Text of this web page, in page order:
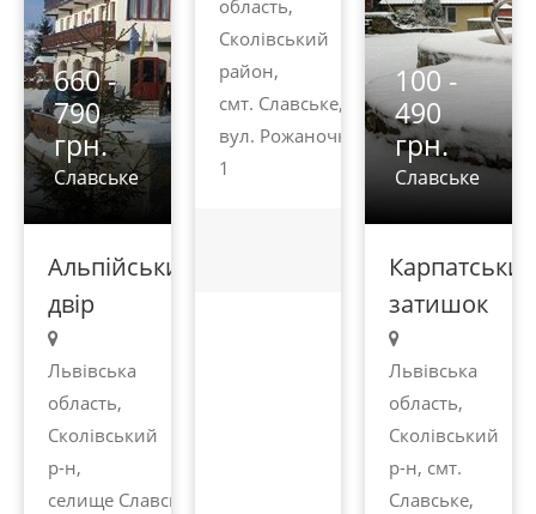
660 -
790
грн.
Славське
Альпійський
двір
Львівська
область,
Сколівський
р-н,
селище Славське,
область,
Сколівський
район,
смт. Славське,
вул. Рожаночка,
1
100 -
490
грн.
Славське
затишок
Львівська
область,
Сколівський
р-н, смт.
Славське,